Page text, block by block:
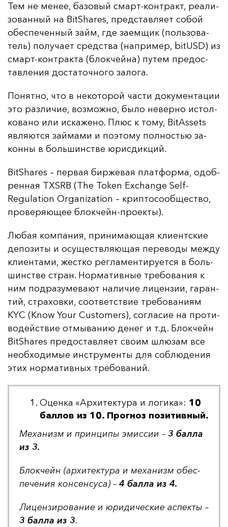
Тем не ме­нее, ба­зо­вый смарт-кон­тракт, ре­али­
зо­ван­ный на BitShares, пред­став­ля­ет со­бой
обес­пе­чен­ный займ, где за­ем­щик (поль­зо­ва­
тель) по­лу­ча­ет средс­тва (нап­ри­мер, bitUSD) из
смарт-кон­трак­та (блок­чей­на) пу­тем пре­дос­
тав­ле­ния дос­та­точ­но­го за­ло­га.
По­нят­но, что в не­ко­то­рой час­ти до­ку­мен­та­ции
это раз­ли­чие, воз­мож­но, бы­ло не­вер­но ис­тол­
ко­ва­но или ис­ка­же­но. Плюс к то­му, BitAssets
яв­ля­ют­ся зай­ма­ми и по­это­му пол­ностью за­
кон­ны в боль­шинс­тве юрис­дик­ций.
BitShares – пер­вая бир­же­вая плат­фор­ма, одоб­
рен­ная TXSRB (The Token Exchange Self-
Regulation Organization – крип­то­со­об­щес­тво,
про­ве­ря­ющее блок­чейн-про­ек­ты).
Лю­бая ком­па­ния, при­ни­ма­ющая кли­ент­ские
де­по­зи­ты и осу­щест­вля­ющая пе­ре­во­ды меж­ду
кли­ен­та­ми, жес­тко рег­ла­мен­ти­ру­ет­ся в боль­
шинс­тве стран. Нор­ма­тив­ные тре­бо­ва­ния к
ним под­ра­зу­ме­ва­ют на­ли­чие ли­цен­зии, га­ран­
тий, стра­хов­ки, со­от­ветс­твие тре­бо­ва­ни­ям
KYC (Know Your Customers), сог­ла­сие на про­ти­
во­дей­ствие от­мы­ва­нию де­нег и т.д. Блок­чейн
BitShares пре­дос­тав­ля­ет сво­им шлю­зам все
не­об­хо­ди­мые инс­тру­мен­ты для соб­лю­де­ния
этих нор­ма­тив­ных тре­бо­ва­ний.
Оценка «Архитектура и логика»: 10
баллов из 10. Прогноз позитивный.
Ме­ха­низм и прин­ци­пы эмис­сии – 3 бал­ла
из 3.
Блок­чейн (ар­хи­тек­ту­ра и ме­ха­низм обес­
пе­че­ния кон­сен­су­са) – 4 бал­ла из 4.
Ли­цен­зи­ро­ва­ние и юри­ди­чес­кие ас­пек­ты –
3 бал­ла из 3.